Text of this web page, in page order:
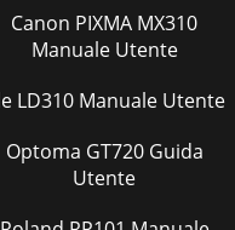
Canon PIXMA MX310
Manuale Utente
Rle LD310 Manuale Utente
Optoma GT720 Guida
Utente